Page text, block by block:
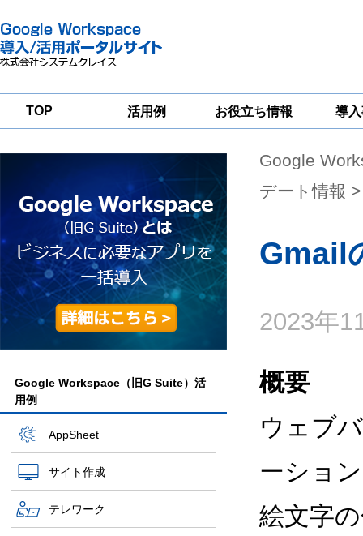
TOP 活用例 お役立ち情報
一
導
グループウェア
移行支援
Google
Workspace
セキュリティ
対策サービス
Google Workspace（旧G Suite）活
用例
AppSheet
サイト作成
テレワーク
Google
デート情報
Gmail
2023年
概要
ウェブ
ーショ
絵文字